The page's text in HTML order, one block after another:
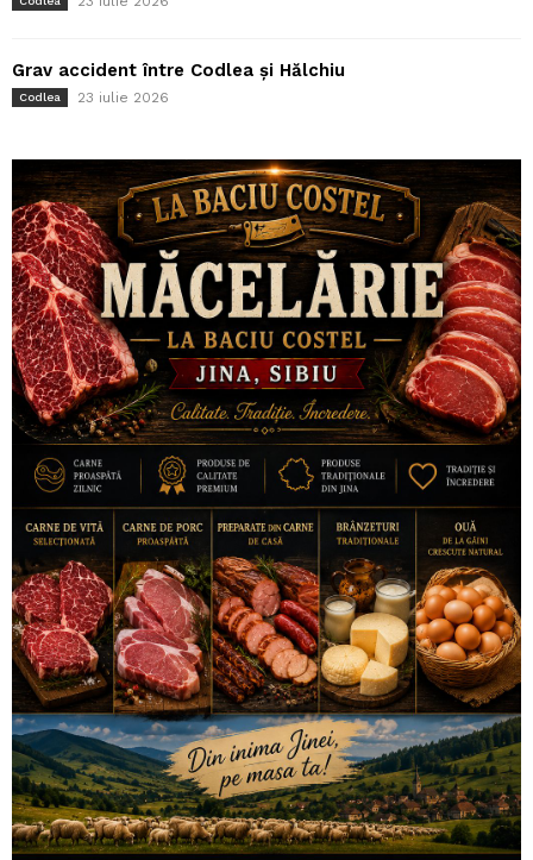
Grav accident între Codlea și Hălchiu
Codlea 23 iulie 2026